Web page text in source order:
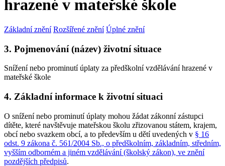
hrazené v mateřské škole
Základní znění Rozšířené znění Úplné znění
3. Pojmenování (název) životní situace
Snížení nebo prominutí úplaty za předškolní vzdělávání hrazené v
mateřské škole
4. Základní informace k životní situaci
O snížení nebo prominutí úplaty mohou žádat zákonní zástupci
dítěte, které navštěvuje mateřskou školu zřizovanou státem, krajem,
obcí nebo svazkem obcí, a to především u dětí uvedených v § 16
odst. 9 zákona č. 561/2004 Sb., o předškolním, základním, středním,
vyšším odborném a jiném vzdělávání (školský zákon), ve znění
pozdějších předpisů.